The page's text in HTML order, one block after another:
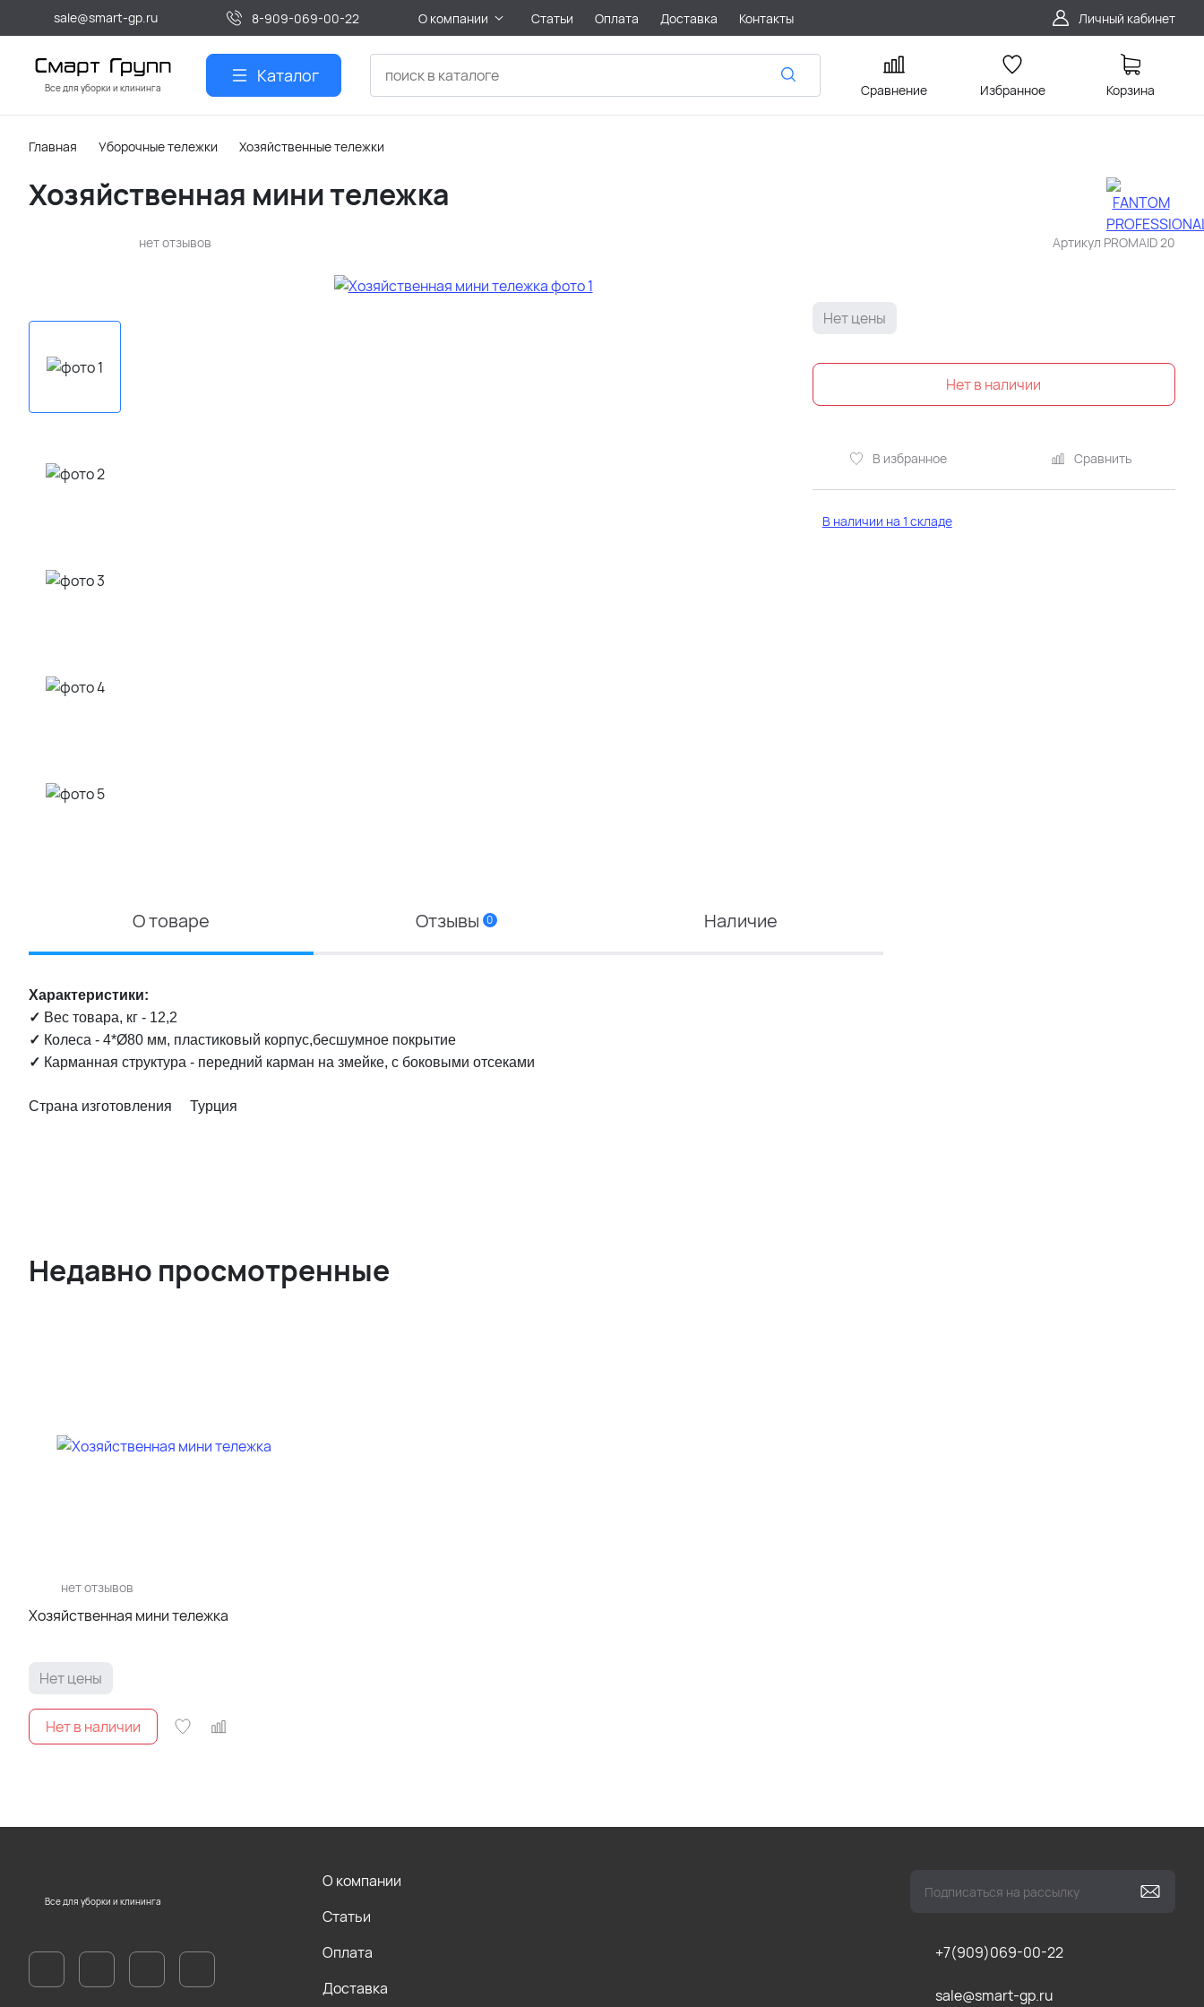
sale@smart-gp.ru 8-909-069-00-22 О компании Статьи Оплата Доставка Контакты Личный кабинет
Все для уборки и клининга
Каталог
Сравнение Избранное Корзина
Главная Уборочные тележки Хозяйственные тележки
Артикул PROMAID 20
Хозяйственная мини тележка
нет отзывов
Нет цены
В избранное Сравнить
В наличии на 1 складе
О товаре Отзывы 0 Наличие
Характеристики:
✓ Вес товара, кг - 12,2
✓ Колеса - 4*Ø80 мм, пластиковый корпус,бесшумное покрытие
✓ Карманная структура - передний карман на змейке, с боковыми отсеками
Страна изготовления Турция
Недавно просмотренные
нет отзывов
Хозяйственная мини тележка
Нет цены
Все для уборки и клининга
+7(909)069-00-22
sale@smart-gp.ru
О компании
Статьи
Оплата
Доставка